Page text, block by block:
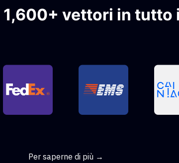
vettori in tutto
Per saperne di più →